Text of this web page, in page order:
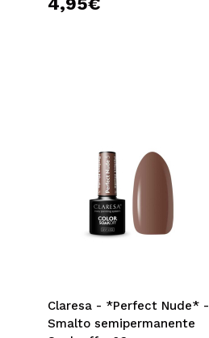
Claresa - *Perfect Nude* -
Smalto semipermanente